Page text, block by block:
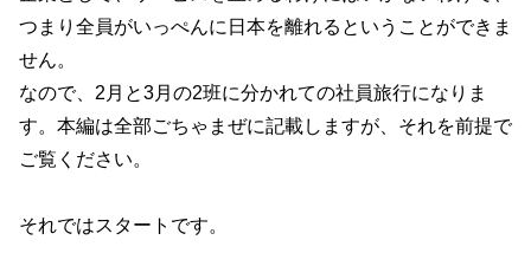
つまり全員がいっぺんに日本を離れるということができま
せん。
なので、2月と3月の2班に分かれての社員旅行になりま
す。本編は全部ごちゃまぜに記載しますが、それを前提で
ご覧ください。
それではスタートです。